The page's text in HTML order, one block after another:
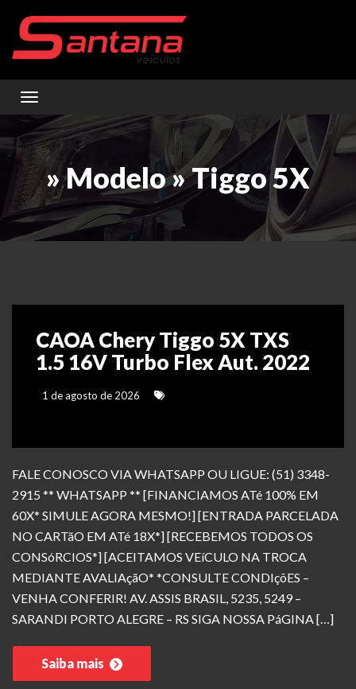
Toggle navigation
» Modelo » Tiggo 5X
CAOA Chery Tiggo 5X TXS
1.5 16V Turbo Flex Aut. 2022
1 de agosto de 2026
FALE CONOSCO VIA WHATSAPP OU LIGUE: (51) 3348-
2915 ** WHATSAPP ** [FINANCIAMOS ATé 100% EM
60X* SIMULE AGORA MESMO!] [ENTRADA PARCELADA
NO CARTãO EM ATé 18X*] [RECEBEMOS TODOS OS
CONSóRCIOS*] [ACEITAMOS VEíCULO NA TROCA
MEDIANTE AVALIAçãO* *CONSULTE CONDIçõES –
VENHA CONFERIR! AV. ASSIS BRASIL, 5235, 5249 –
SARANDI PORTO ALEGRE – RS SIGA NOSSA PáGINA […]
Saiba mais